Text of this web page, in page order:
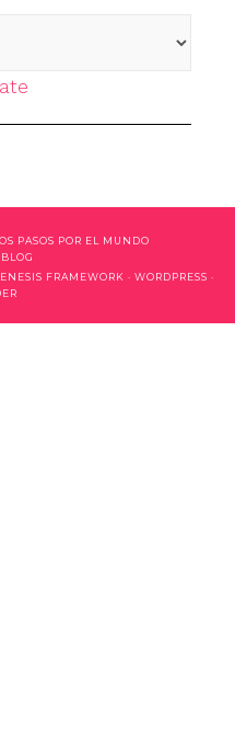
PASOS POR EL MUNDO
FRAMEWORK · WORDPRESS ·